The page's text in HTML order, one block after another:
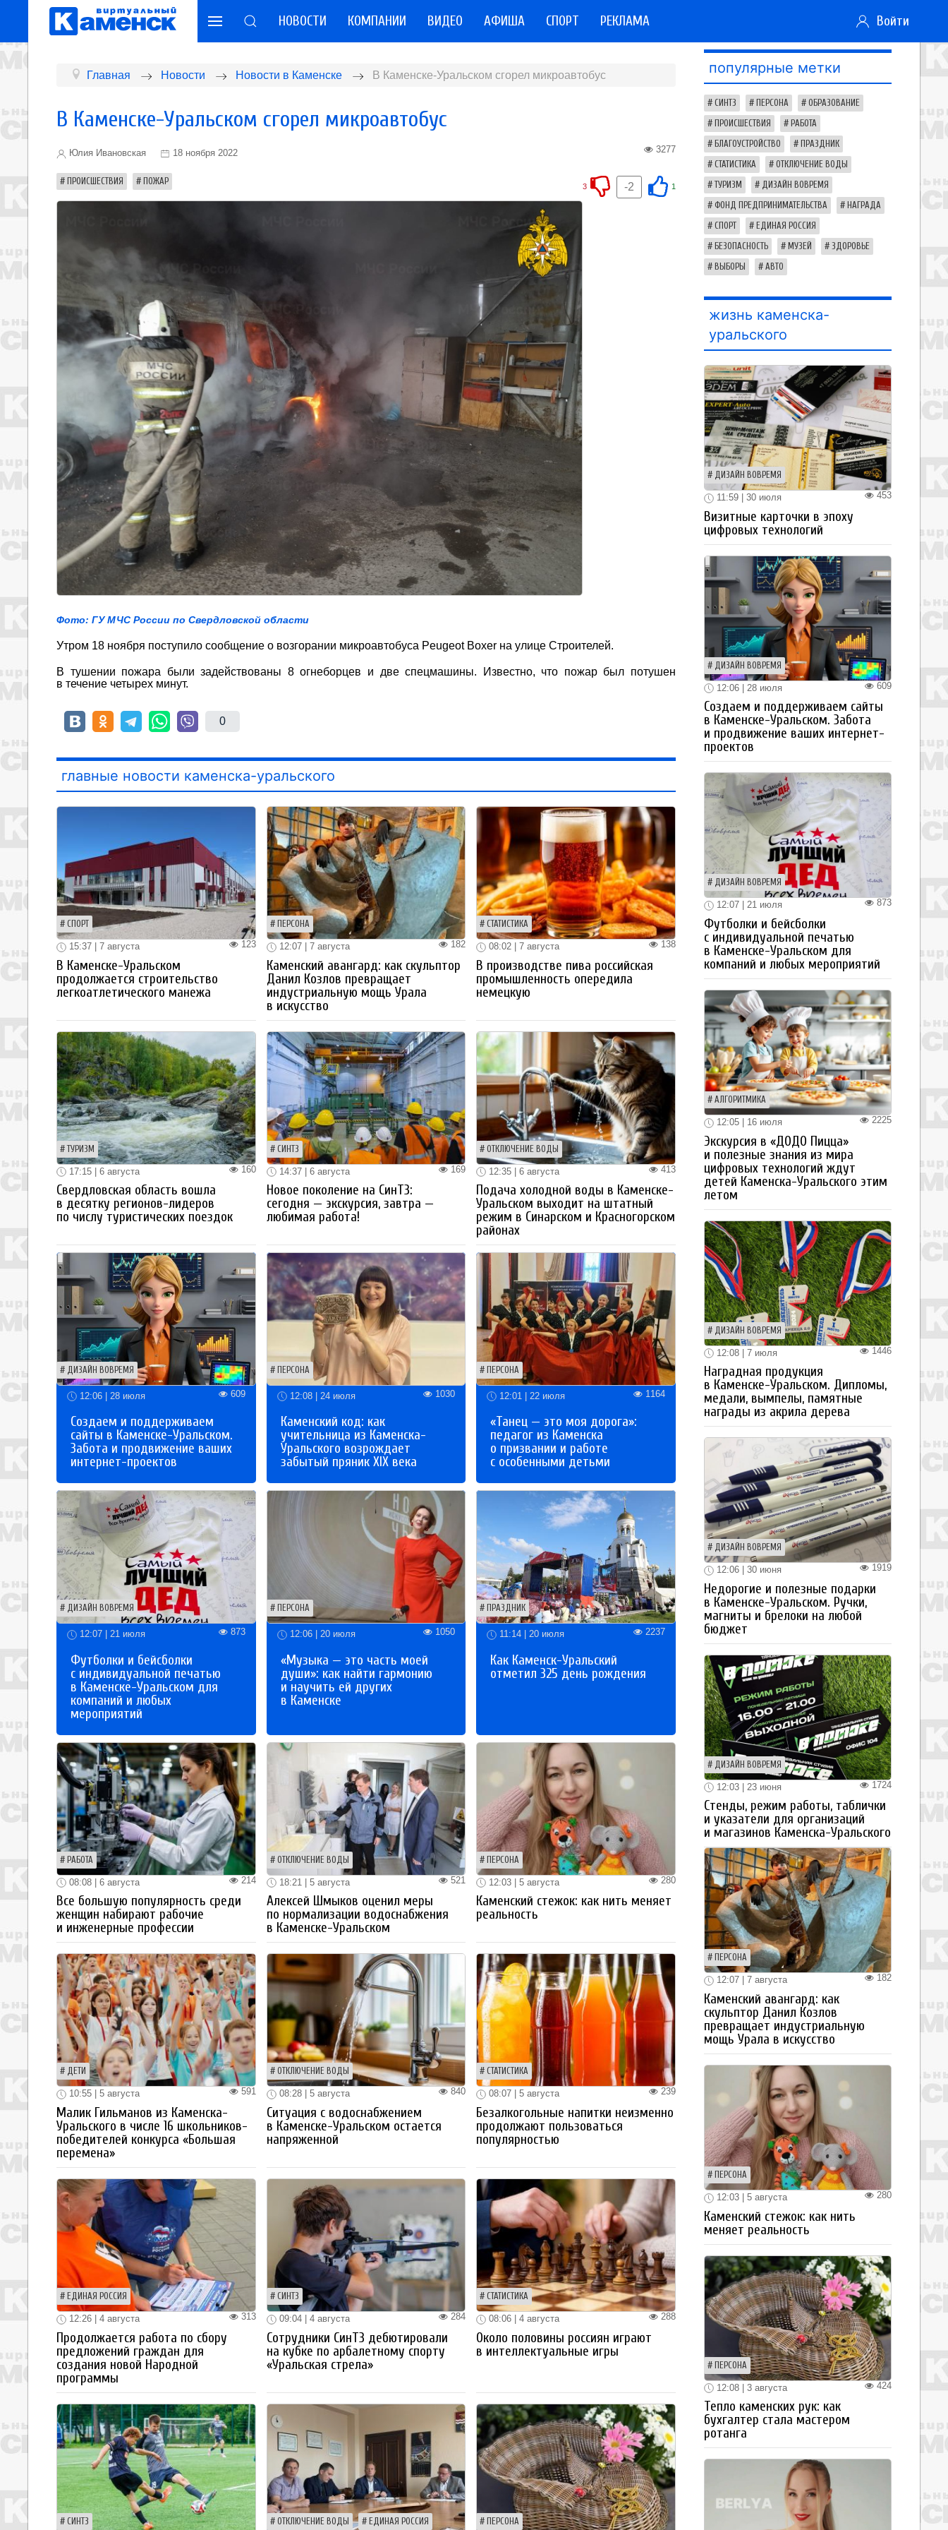
НОВОСТИ КОМПАНИИ ВИДЕО АФИША СПОРТ РЕКЛАМА Войти
Главная Новости Новости в Каменске В Каменске-Уральском сгорел микроавтобус
В Каменске-Уральском сгорел микроавтобус
Юлия Ивановская 18 ноября 2022 3277
ПРОИСШЕСТВИЯ ПОЖАР 1
-2
3
Фото: ГУ МЧС России по Свердловской области
Утром 18 ноября поступило сообщение о возгорании микроавтобуса Peugeot Boxer на улице Строителей.
В тушении пожара были задействованы 8 огнеборцев и две спецмашины. Известно, что пожар был потушен
в течение четырех минут.
0
главные новости каменска-уральского
СПОРТ
123
15:37 | 7 августа
В Каменске-Уральском
продолжается строительство
легкоатлетического манежа
ПЕРСОНА
182
12:07 | 7 августа
Каменский авангард: как скульптор
Данил Козлов превращает
индустриальную мощь Урала
в искусство
СТАТИСТИКА
138
08:02 | 7 августа
В производстве пива российская
промышленность опередила
немецкую
ТУРИЗМ
160
17:15 | 6 августа
Свердловская область вошла
в десятку регионов-лидеров
по числу туристических поездок
СИНТЗ
169
14:37 | 6 августа
Новое поколение на СинТЗ:
сегодня — экскурсия, завтра —
любимая работа!
ОТКЛЮЧЕНИЕ ВОДЫ
413
12:35 | 6 августа
Подача холодной воды в Каменске-
Уральском выходит на штатный
режим в Синарском и Красногорском
районах
ДИЗАЙН ВОВРЕМЯ
12:06 | 28 июля 609
Создаем и поддерживаем
сайты в Каменске-Уральском.
Забота и продвижение ваших
интернет-проектов
ПЕРСОНА
12:08 | 24 июля 1030
Каменский код: как
учительница из Каменска-
Уральского возрождает
забытый пряник XIX века
ПЕРСОНА
12:01 | 22 июля 1164
«Танец — это моя дорога»:
педагог из Каменска
о призвании и работе
с особенными детьми
ДИЗАЙН ВОВРЕМЯ
12:07 | 21 июля 873
Футболки и бейсболки
с индивидуальной печатью
в Каменске-Уральском для
компаний и любых
мероприятий
ПЕРСОНА
12:06 | 20 июля 1050
«Музыка — это часть моей
души»: как найти гармонию
и научить ей других
в Каменске
ПРАЗДНИК
11:14 | 20 июля 2237
Как Каменск-Уральский
отметил 325 день рождения
РАБОТА
214
08:08 | 6 августа
Все большую популярность среди
женщин набирают рабочие
и инженерные профессии
ОТКЛЮЧЕНИЕ ВОДЫ
521
18:21 | 5 августа
Алексей Шмыков оценил меры
по нормализации водоснабжения
в Каменске-Уральском
ПЕРСОНА
280
12:03 | 5 августа
Каменский стежок: как нить меняет
реальность
ДЕТИ
591
10:55 | 5 августа
Малик Гильманов из Каменска-
Уральского в числе 16 школьников-
победителей конкурса «Большая
перемена»
ОТКЛЮЧЕНИЕ ВОДЫ
840
08:28 | 5 августа
Ситуация с водоснабжением
в Каменске-Уральском остается
напряженной
СТАТИСТИКА
239
08:07 | 5 августа
Безалкогольные напитки неизменно
продолжают пользоваться
популярностью
ЕДИНАЯ РОССИЯ
313
12:26 | 4 августа
Продолжается работа по сбору
предложений граждан для
создания новой Народной
программы
СИНТЗ
284
09:04 | 4 августа
Сотрудники СинТЗ дебютировали
на кубке по арбалетному спорту
«Уральская стрела»
СТАТИСТИКА
288
08:06 | 4 августа
Около половины россиян играют
в интеллектуальные игры
СИНТЗ ОТКЛЮЧЕНИЕ ВОДЫ ЕДИНАЯ РОССИЯ ПЕРСОНА
популярные метки
СИНТЗ ПЕРСОНА ОБРАЗОВАНИЕ
ПРОИСШЕСТВИЯ РАБОТА
БЛАГОУСТРОЙСТВО ПРАЗДНИК
СТАТИСТИКА ОТКЛЮЧЕНИЕ ВОДЫ
ТУРИЗМ ДИЗАЙН ВОВРЕМЯ
ФОНД ПРЕДПРИНИМАТЕЛЬСТВА НАГРАДА
СПОРТ ЕДИНАЯ РОССИЯ
БЕЗОПАСНОСТЬ МУЗЕЙ ЗДОРОВЬЕ
ВЫБОРЫ АВТО
жизнь каменска-
уральского
ДИЗАЙН ВОВРЕМЯ
453
11:59 | 30 июля
Визитные карточки в эпоху
цифровых технологий
ДИЗАЙН ВОВРЕМЯ
609
12:06 | 28 июля
Создаем и поддерживаем сайты
в Каменске-Уральском. Забота
и продвижение ваших интернет-
проектов
ДИЗАЙН ВОВРЕМЯ
873
12:07 | 21 июля
Футболки и бейсболки
с индивидуальной печатью
в Каменске-Уральском для
компаний и любых мероприятий
АЛГОРИТМИКА
2225
12:05 | 16 июля
Экскурсия в «ДОДО Пицца»
и полезные знания из мира
цифровых технологий ждут
детей Каменска-Уральского этим
летом
ДИЗАЙН ВОВРЕМЯ
1446
12:08 | 7 июля
Наградная продукция
в Каменске-Уральском. Дипломы,
медали, вымпелы, памятные
награды из акрила дерева
ДИЗАЙН ВОВРЕМЯ
1919
12:06 | 30 июня
Недорогие и полезные подарки
в Каменске-Уральском. Ручки,
магниты и брелоки на любой
бюджет
ДИЗАЙН ВОВРЕМЯ
1724
12:03 | 23 июня
Стенды, режим работы, таблички
и указатели для организаций
и магазинов Каменска-Уральского
ПЕРСОНА
182
12:07 | 7 августа
Каменский авангард: как
скульптор Данил Козлов
превращает индустриальную
мощь Урала в искусство
ПЕРСОНА
280
12:03 | 5 августа
Каменский стежок: как нить
меняет реальность
ПЕРСОНА
424
12:08 | 3 августа
Тепло каменских рук: как
бухгалтер стала мастером
ротанга